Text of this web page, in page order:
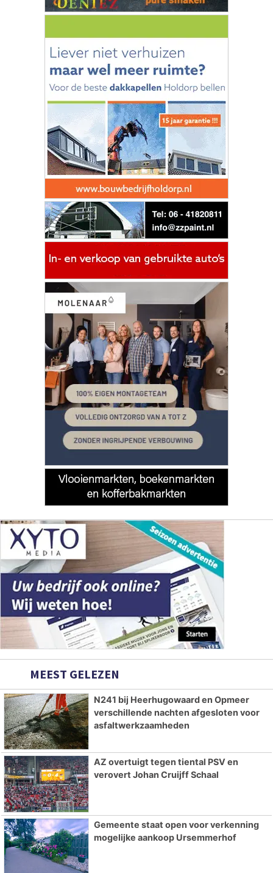
MEEST GELEZEN
N241 bij Heerhugowaard en Opmeer
verschillende nachten afgesloten voor
asfaltwerkzaamheden
AZ overtuigt tegen tiental PSV en
verovert Johan Cruijff Schaal
Gemeente staat open voor verkenning
mogelijke aankoop Ursemmerhof